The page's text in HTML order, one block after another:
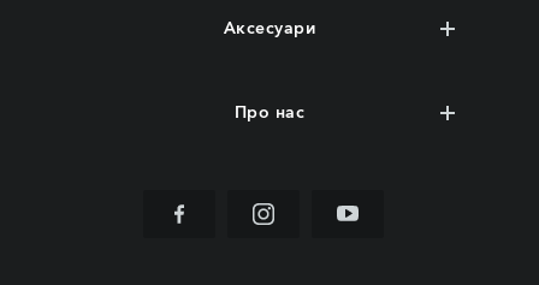
Аксесуари
Про нас